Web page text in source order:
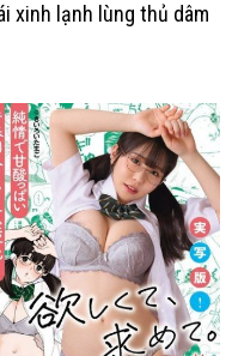
xinh lạnh lùng thủ dâm